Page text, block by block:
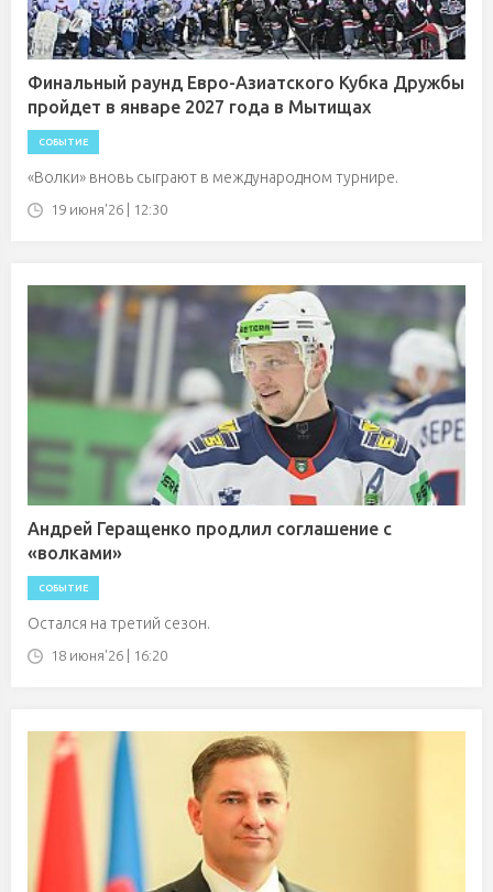
Финальный раунд Евро-Азиатского Кубка Дружбы
пройдет в январе 2027 года в Мытищах
СОБЫТИЕ
«Волки» вновь сыграют в международном турнире.
19 июня'26 | 12:30
Андрей Геращенко продлил соглашение с
«волками»
СОБЫТИЕ
Остался на третий сезон.
18 июня'26 | 16:20